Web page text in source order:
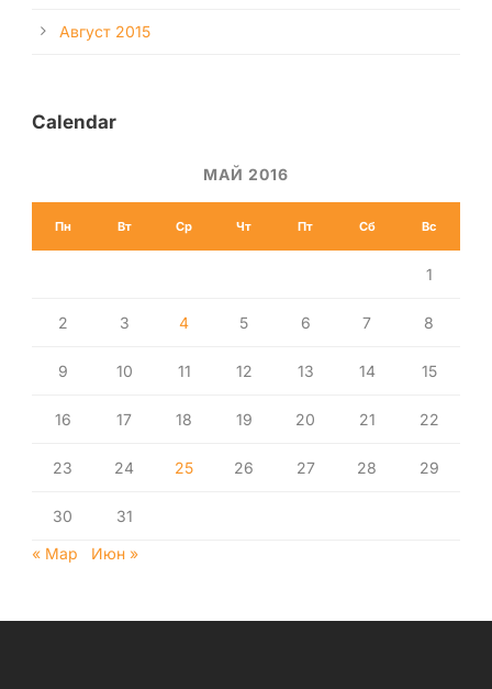
Август 2015
Calendar
МАЙ 2016
Пн Вт Ср Чт Пт Сб Вс
1
2 3 4 5 6 7 8
9 10 11 12 13 14 15
16 17 18 19 20 21 22
23 24 25 26 27 28 29
30
31
« Мар
Июн »